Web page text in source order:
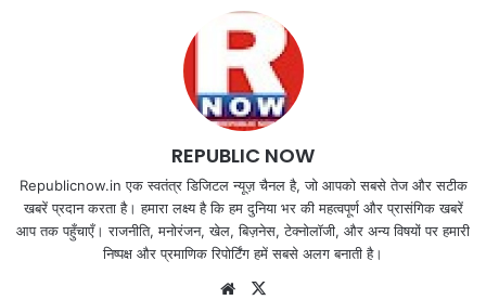
REPUBLIC NOW
Republicnow.in एक स्वतंत्र डिजिटल न्यूज़ चैनल है, जो आपको सबसे तेज और सटीक
खबरें प्रदान करता है। हमारा लक्ष्य है कि हम दुनिया भर की महत्वपूर्ण और प्रासंगिक खबरें
आप तक पहुँचाएँ। राजनीति, मनोरंजन, खेल, बिज़नेस, टेक्नोलॉजी, और अन्य विषयों पर हमारी
निष्पक्ष और प्रमाणिक रिपोर्टिंग हमें सबसे अलग बनाती है।
Website